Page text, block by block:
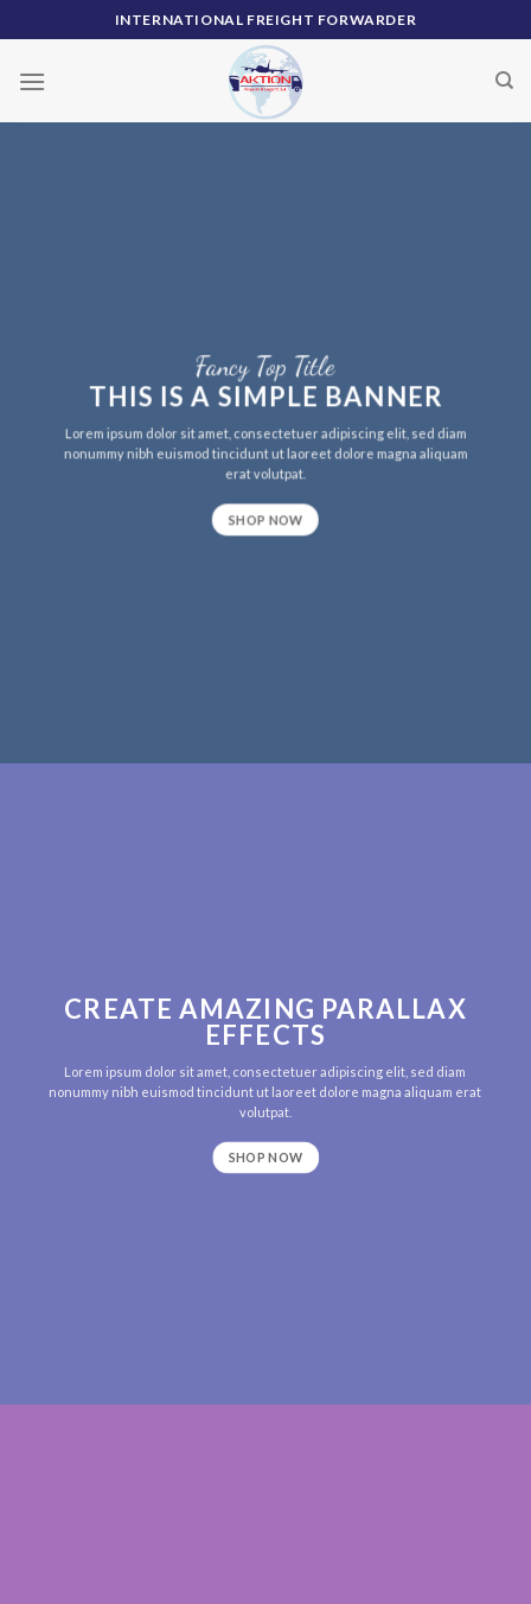
to
content
INTERNATIONAL FREIGHT FORWARDER
Fancy Top Title
THIS IS A SIMPLE BANNER
Lorem ipsum dolor sit amet, consectetuer adipiscing elit, sed diam
nonummy nibh euismod tincidunt ut laoreet dolore magna aliquam
erat volutpat.
SHOP NOW
CREATE AMAZING PARALLAX
EFFECTS
Lorem ipsum dolor sit amet, consectetuer adipiscing elit, sed diam
nonummy nibh euismod tincidunt ut laoreet dolore magna aliquam erat
volutpat.
SHOP NOW